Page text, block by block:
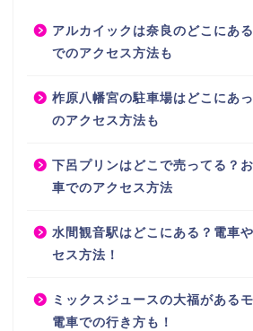
アルカイックは奈良のどこにあ
でのアクセス方法も
柞原八幡宮の駐車場はどこにあ
のアクセス方法も
下呂プリンはどこで売ってる？
車でのアクセス方法
水間観音駅はどこにある？電車
セス方法！
ミックスジュースの大福がある
電車での行き方も！